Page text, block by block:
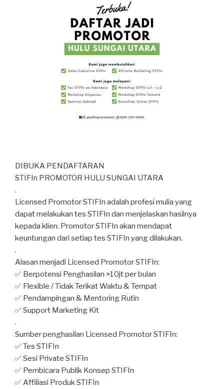
DIBUKA PENDAFTARAN
STIFIn PROMOTOR HULU SUNGAI UTARA
.
Licensed Promotor STIFIn adalah profesi mulia yang
dapat melakukan tes STIFIn dan menjelaskan hasilnya
kepada klien. Promotor STIFIn akan mendapat
keuntungan dari setiap tes STIFIn yang dilakukan.
.
Alasan menjadi Licensed Promotor STIFIn:
✅ Berpotensi Penghasilan >10jt per bulan
✅ Flexible / Tidak Terikat Waktu & Tempat
✅ Pendampingan & Mentoring Rutin
✅ Support Marketing Kit
.
Sumber penghasilan Licensed Promotor STIFIn:
✅ Tes STIFIn
✅ Sesi Private STIFIn
✅ Pembicara Publik Konsep STIFIn
✅ Affiliasi Produk STIFIn